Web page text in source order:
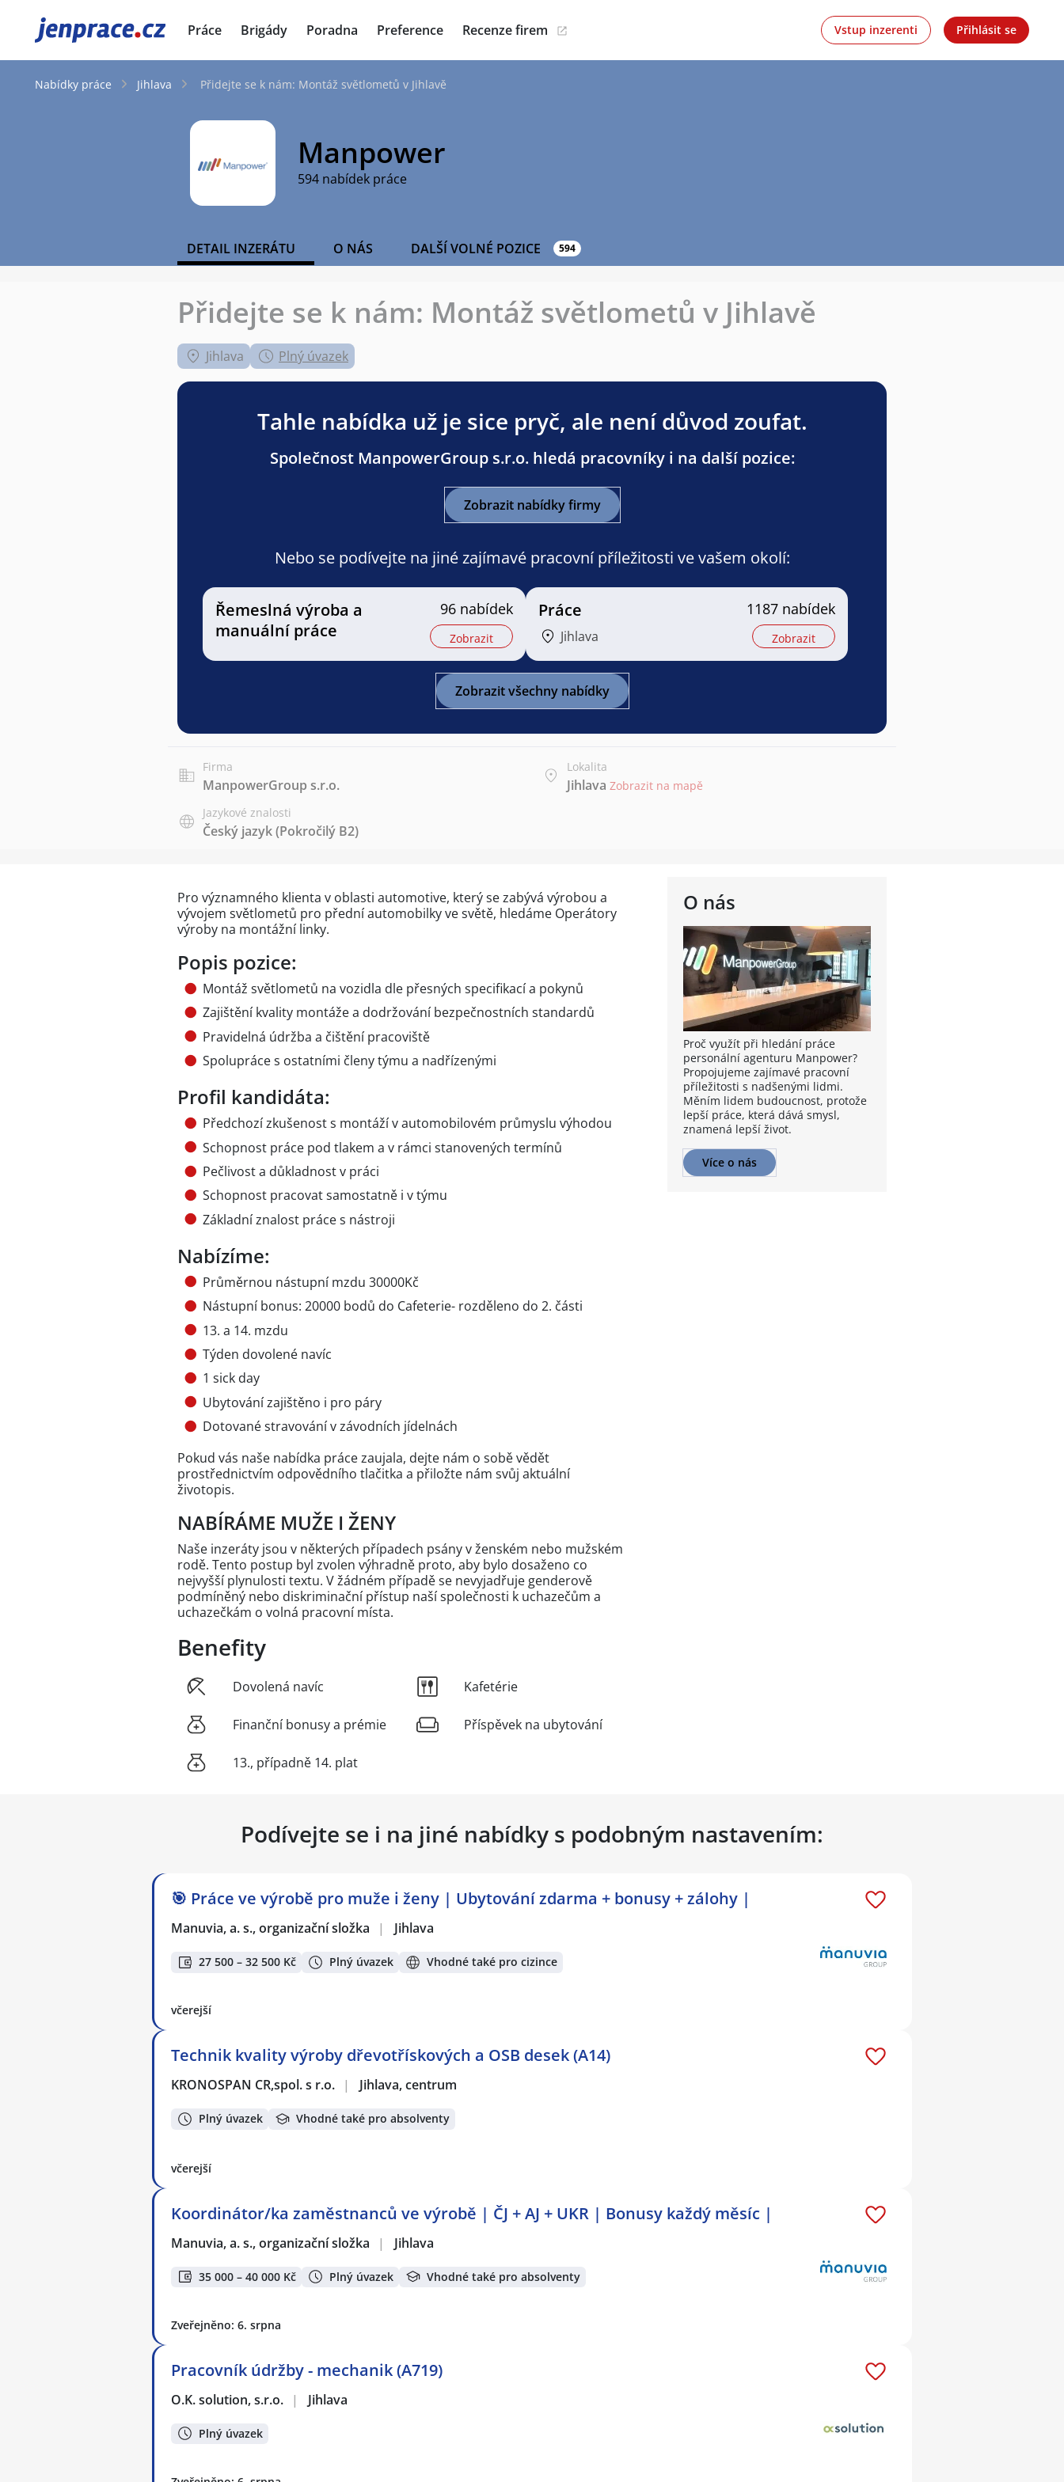
JenPráce.cz Práce Brigády Poradna Preference Recenze firem Vstup inzerenti Přihlásit se
Nabídky práce Jihlava Přidejte se k nám: Montáž světlometů v Jihlavě
Manpower
594 nabídek práce
DETAIL INZERÁTU O NÁS DALŠÍ VOLNÉ POZICE 594
Přidejte se k nám: Montáž světlometů v Jihlavě
Jihlava Plný úvazek
Tahle nabídka už je sice pryč, ale není důvod zoufat.
Společnost ManpowerGroup s.r.o. hledá pracovníky i na další pozice:
Zobrazit nabídky firmy
Nebo se podívejte na jiné zajímavé pracovní příležitosti ve vašem okolí:
Řemeslná výroba a
manuální práce
96 nabídek
Zobrazit
Práce
Jihlava
1187 nabídek
Zobrazit
Zobrazit všechny nabídky
Firma
ManpowerGroup s.r.o.
Lokalita
Jihlava Zobrazit na mapě
Jazykové znalosti
Český jazyk(Pokročilý B2)
O nás
Proč využít při hledání práce
personální agenturu Manpower?
Propojujeme zajímavé pracovní
příležitosti s nadšenými lidmi.
Měním lidem budoucnost, protože
lepší práce, která dává smysl,
znamená lepší život.
Více o nás
Pro významného klienta v oblasti automotive, který se zabývá výrobou a
vývojem světlometů pro přední automobilky ve světě, hledáme Operátory
výroby na montážní linky.
Popis pozice:
Montáž světlometů na vozidla dle přesných specifikací a pokynů
Zajištění kvality montáže a dodržování bezpečnostních standardů
Pravidelná údržba a čištění pracoviště
Spolupráce s ostatními členy týmu a nadřízenými
Profil kandidáta:
Předchozí zkušenost s montáží v automobilovém průmyslu výhodou
Schopnost práce pod tlakem a v rámci stanovených termínů
Pečlivost a důkladnost v práci
Schopnost pracovat samostatně i v týmu
Základní znalost práce s nástroji
Nabízíme:
Průměrnou nástupní mzdu 30000Kč
Nástupní bonus: 20000 bodů do Cafeterie- rozděleno do 2. části
13. a 14. mzdu
Týden dovolené navíc
1 sick day
Ubytování zajištěno i pro páry
Dotované stravování v závodních jídelnách
Pokud vás naše nabídka práce zaujala, dejte nám o sobě vědět
prostřednictvím odpovědního tlačitka a přiložte nám svůj aktuální
životopis.
NABÍRÁME MUŽE I ŽENY
Naše inzeráty jsou v některých případech psány v ženském nebo mužském
rodě. Tento postup byl zvolen výhradně proto, aby bylo dosaženo co
nejvyšší plynulosti textu. V žádném případě se nevyjadřuje genderově
podmíněný nebo diskriminační přístup naší společnosti k uchazečům a
uchazečkám o volná pracovní místa.
Benefity
Dovolená navíc
Finanční bonusy a prémie
13., případně 14. plat
Kafetérie
Příspěvek na ubytování
Podívejte se i na jiné nabídky s podobným nastavením:
🎯 Práce ve výrobě pro muže i ženy | Ubytování zdarma + bonusy + zálohy |
Manuvia, a. s., organizační složka | Jihlava
27 500 – 32 500 Kč Plný úvazek Vhodné také pro cizince
včerejší
Technik kvality výroby dřevotřískových a OSB desek (A14)
KRONOSPAN CR,spol. s r.o. | Jihlava, centrum
Plný úvazek Vhodné také pro absolventy
včerejší
Koordinátor/ka zaměstnanců ve výrobě | ČJ + AJ + UKR | Bonusy každý měsíc |
Manuvia, a. s., organizační složka | Jihlava
35 000 – 40 000 Kč Plný úvazek Vhodné také pro absolventy
Zveřejněno: 6. srpna
Pracovník údržby - mechanik (A719)
O.K. solution, s.r.o. | Jihlava
Plný úvazek